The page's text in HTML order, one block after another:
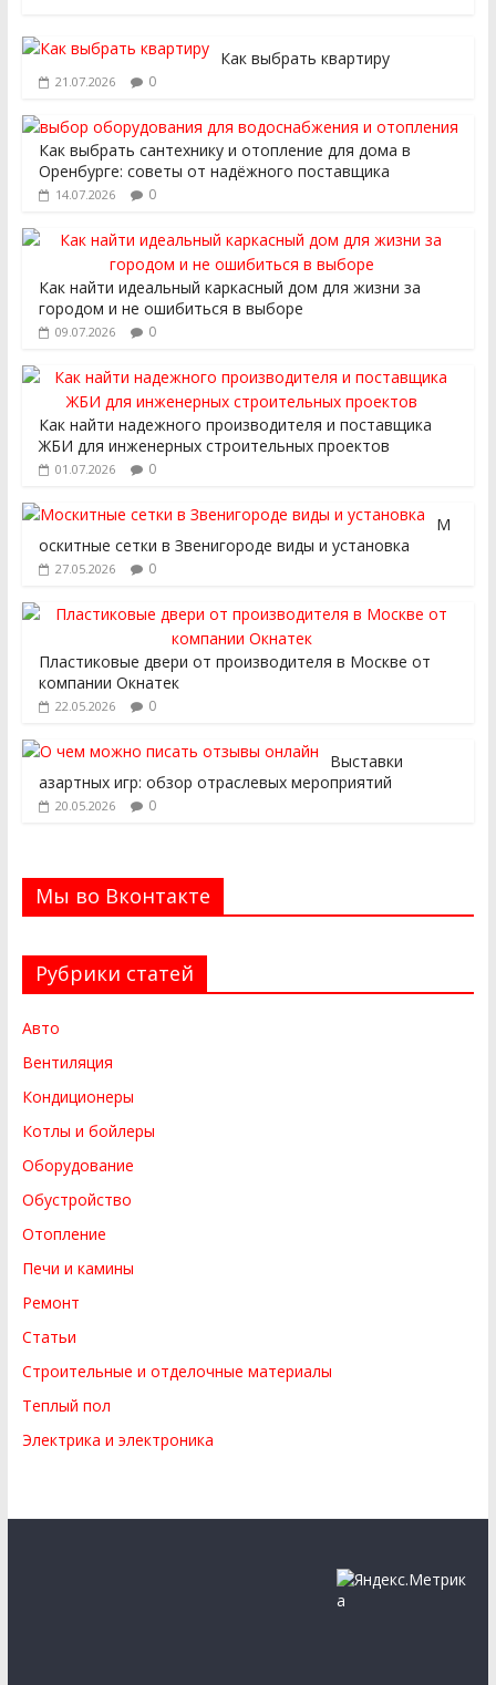
Как выбрать квартиру
21.07.2026 0
Как выбрать сантехнику и отопление для дома в
Оренбурге: советы от надёжного поставщика
14.07.2026 0
Как найти идеальный каркасный дом для жизни за
городом и не ошибиться в выборе
09.07.2026 0
Как найти надежного производителя и поставщика
ЖБИ для инженерных строительных проектов
01.07.2026 0
М
оскитные сетки в Звенигороде виды и установка
27.05.2026 0
Пластиковые двери от производителя в Москве от
компании Окнатек
22.05.2026 0
Выставки
азартных игр: обзор отраслевых мероприятий
20.05.2026 0
Мы во Вконтакте
Рубрики статей
Авто
Вентиляция
Кондиционеры
Котлы и бойлеры
Оборудование
Обустройство
Отопление
Печи и камины
Ремонт
Статьи
Строительные и отделочные материалы
Теплый пол
Электрика и электроника